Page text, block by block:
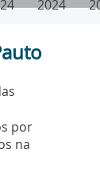
por
na